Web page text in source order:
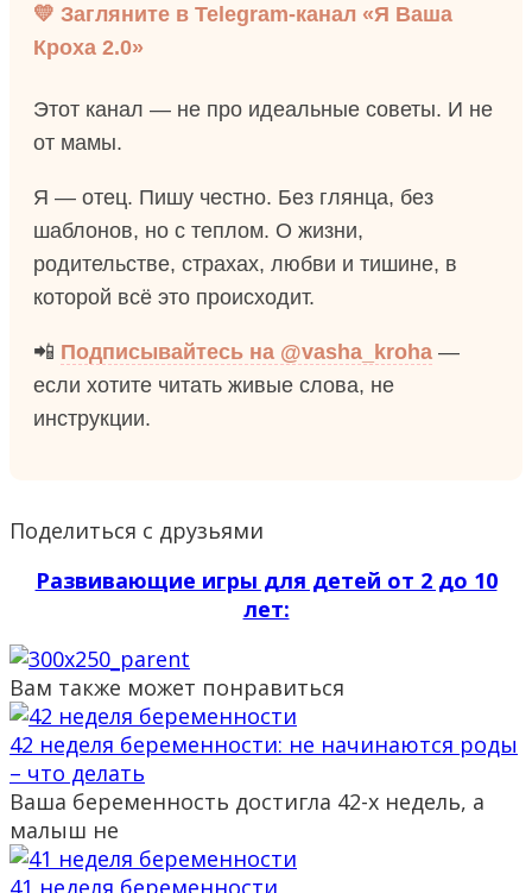
💛 Загляните в Telegram-канал «Я Ваша
Кроха 2.0»
Этот канал — не про идеальные советы. И не
от мамы.
Я — отец. Пишу честно. Без глянца, без
шаблонов, но с теплом. О жизни,
родительстве, страхах, любви и тишине, в
которой всё это происходит.
📲 Подписывайтесь на @vasha_kroha —
если хотите читать живые слова, не
инструкции.
Поделиться с друзьями
Развивающие игры для детей от 2 до 10
лет:
Вам также может понравиться
42 неделя беременности: не начинаются роды
– что делать
Ваша беременность достигла 42-х недель, а
малыш не
41 неделя беременности